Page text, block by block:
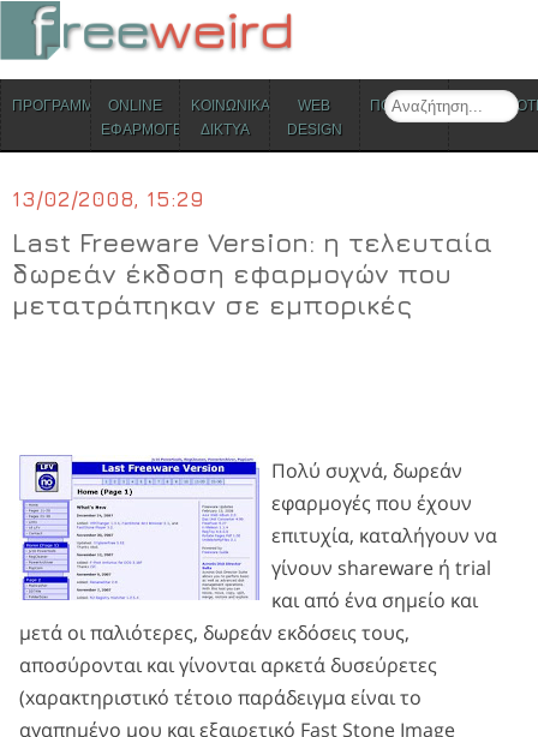
Search
Skip to content
ΠΡΟΓΡΑΜΜΑΤΑONLINE
ΕΦΑΡΜΟΓΕΣ
ΚΟΙΝΩΝΙΚΑ
ΔΙΚΤΥΑ
WEB
DESIGN
ΠΟΛΙΤΙΣΜΟΣ
13/02/2008, 15:29
Last Freeware Version: η τελευταία
δωρεάν έκδοση εφαρμογών που
μετατράπηκαν σε εμπορικές
Πολύ συχνά, δωρεάν
εφαρμογές που έχουν
επιτυχία, καταλήγουν να
γίνουν shareware ή trial
και από ένα σημείο και
μετά οι παλιότερες, δωρεάν εκδόσεις τους,
αποσύρονται και γίνονται αρκετά δυσεύρετες
(xαρακτηριστικό τέτοιο παράδειγμα είναι το
αγαπημένο μου και εξαιρετικό Fast Stone Image